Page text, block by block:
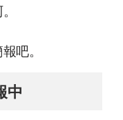
吧。
中